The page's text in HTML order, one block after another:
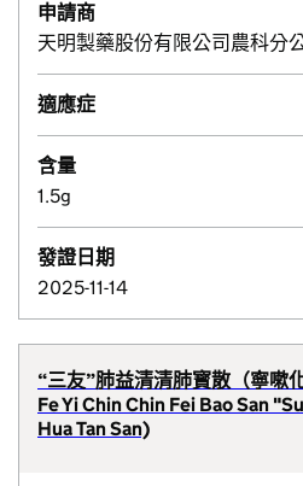
申請商
天明製藥股份有限公司農科分
適應症
含量
1.5g
發證日期
2025-11-14
“三友”肺益清清肺寳散（寧嗽
Fe Yi Chin Chin Fei Bao San
Hua Tan San)